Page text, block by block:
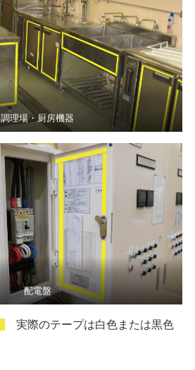
調理場・厨房機器
配電盤
実際のテープは白色または黒色